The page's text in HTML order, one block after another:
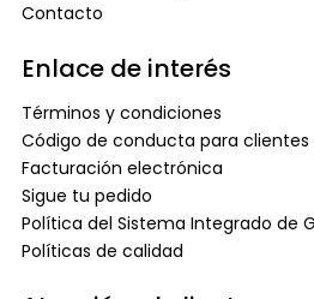
Contacto
Enlace de interés
Términos y condiciones
Código de conducta para clientes
Facturación electrónica
Sigue tu pedido
Política del Sistema Integrado de
Políticas de calidad